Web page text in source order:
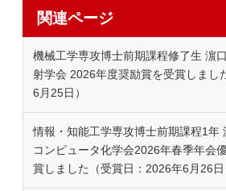
関連ページ
機械工学専攻博士前期課程修了生 濵
射学会 2026年度奨励賞を受賞しまし
6月25日）
情報・知能工学専攻博士前期課程1年
コンピュータ化学会2026年春季年会
賞しました（受賞日：2026年6月26日